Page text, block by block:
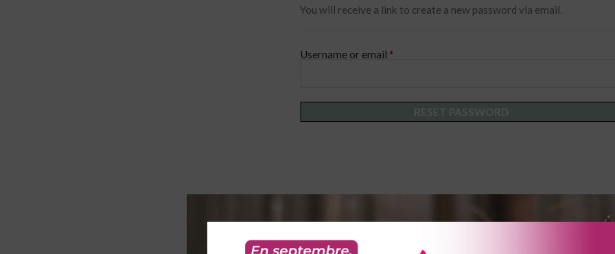
You will receive a link to create a new password via email.
Username or email *
RESET PASSWORD